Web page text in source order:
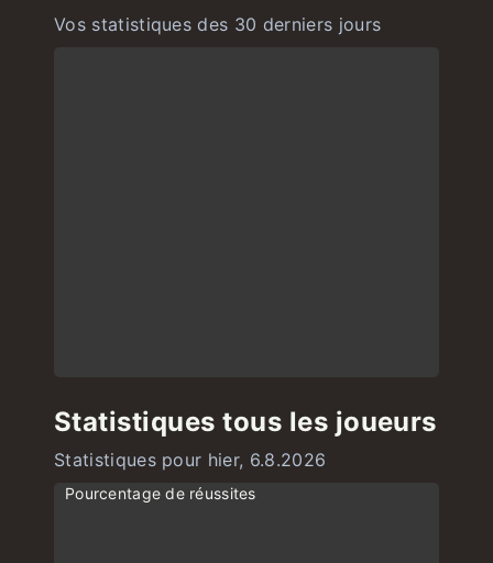
Vos statistiques des 30 derniers jours
Statistiques tous les joueurs
Statistiques pour hier, 6.8.2026
Pourcentage de réussites